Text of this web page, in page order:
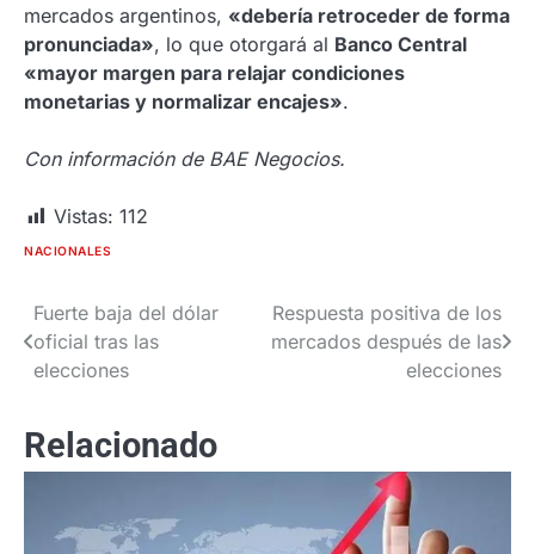
mercados argentinos, «debería retroceder de forma
pronunciada», lo que otorgará al Banco Central
«mayor margen para relajar condiciones
monetarias y normalizar encajes».
Con información de BAE Negocios.
Vistas: 112
NACIONALES
Navegación
de
Fuerte baja del dólar
oficial tras las
elecciones
Respuesta positiva de los
mercados después de las
elecciones
Relacionado